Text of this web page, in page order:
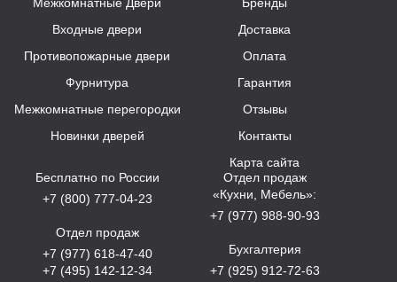
Входные двери
Противопожарные двери
Фурнитура
Межкомнатные перегородки
Новинки дверей
Доставка
Оплата
Гарантия
Отзывы
Контакты
Карта сайта
Бесплатно по России
+7 (800) 777-04-23
Отдел продаж
+7 (977) 618-47-40
+7 (495) 142-12-34
Отдел продаж
«Кухни, Мебель»:
+7 (977) 988-90-93
Бухгалтерия
+7 (925) 912-72-63